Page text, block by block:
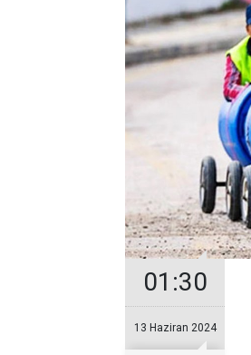
01:30
13 Haziran 2024